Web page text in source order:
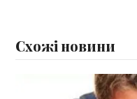
Схожі новини